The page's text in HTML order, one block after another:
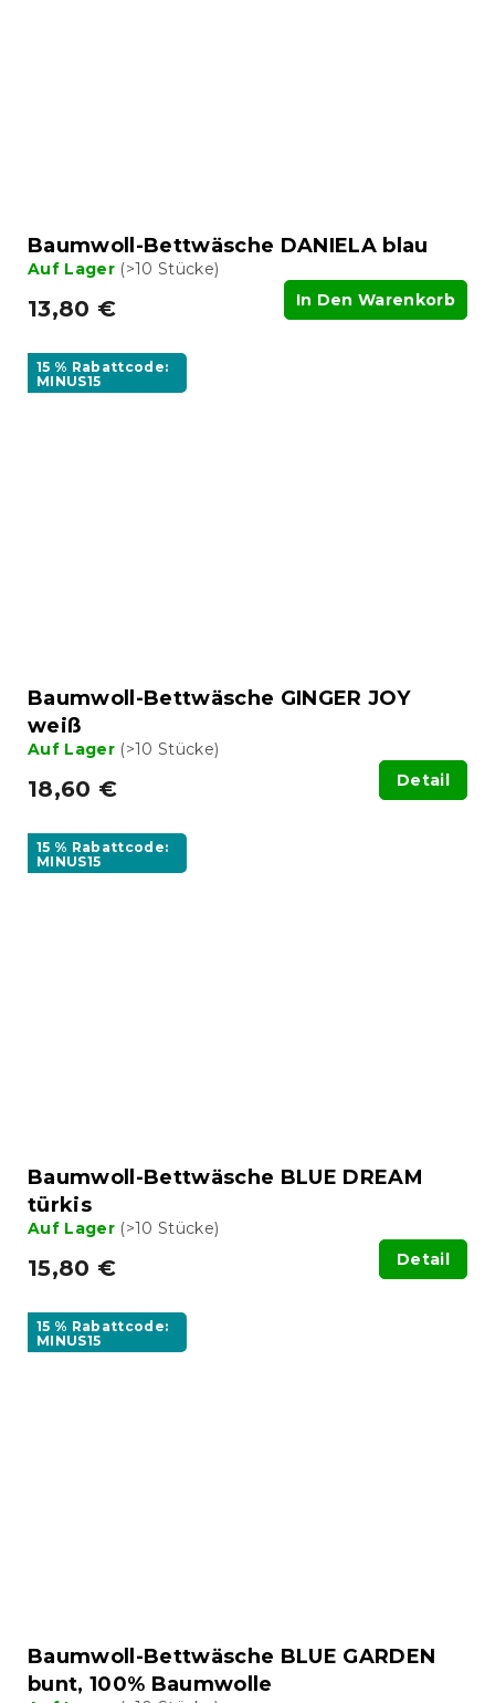
Baumwoll-Bettwäsche DANIELA blau
Auf Lager (>10 Stücke)
13,80 € In Den Warenkorb
15 % Rabattcode:
MINUS15
Baumwoll-Bettwäsche GINGER JOY
weiß
Auf Lager (>10 Stücke)
18,60 € Detail
15 % Rabattcode:
MINUS15
Baumwoll-Bettwäsche BLUE DREAM
türkis
Auf Lager (>10 Stücke)
15,80 € Detail
15 % Rabattcode:
MINUS15
Baumwoll-Bettwäsche BLUE GARDEN
bunt, 100% Baumwolle